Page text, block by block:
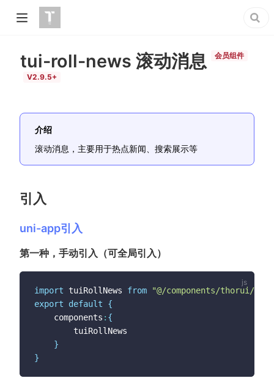
tui-roll-news 滚动消息 会员组件
V2.9.5+
介绍
滚动消息，主要用于热点新闻、搜索展示等
引入
uni-app引入
第一种，手动引入（可全局引入）
import tuiRollNews from
"@/components/thorui/
export
default
{
	components
: {
}
}